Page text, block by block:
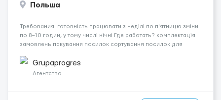
Польша
Требования: готовність працювати з неділі по п'ятницю зміни
по 8–10 годин, у тому числі нічні Где работать? комплектація
замовлень пакування посилок сортування посилок для
работы: договір доручення (umow...
Grupaprogres
Агентство